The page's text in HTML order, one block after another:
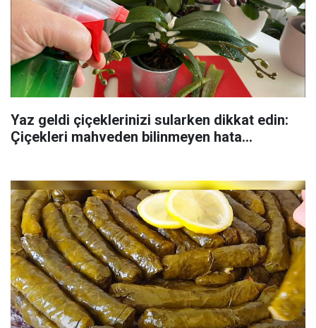
Yaz geldi çiçeklerinizi sularken dikkat edin:
Çiçekleri mahveden bilinmeyen hata...